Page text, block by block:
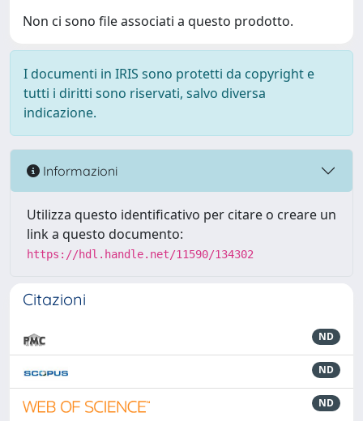
Non ci sono file associati a questo prodotto.
I documenti in IRIS sono protetti da copyright e
tutti i diritti sono riservati, salvo diversa
indicazione.
Informazioni
Utilizza questo identificativo per citare o creare un
link a questo documento:
https://hdl.handle.net/11590/134302
Citazioni
ND
ND
ND